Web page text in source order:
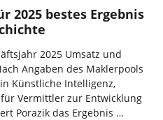
2025 bestes Ergebnis
2025 Umsatz und
Angaben des Maklerpools
Künstliche Intelligenz,
Vermittler zur Entwicklung
Porazik das Ergebnis …